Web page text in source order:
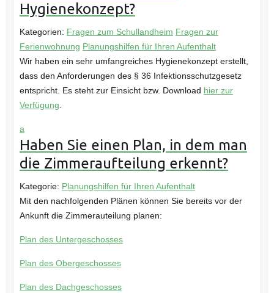
Hygienekonzept?
Kategorien: Fragen zum Schullandheim Fragen zur
Ferienwohnung Planungshilfen für Ihren Aufenthalt
Wir haben ein sehr umfangreiches Hygienekonzept erstellt,
dass den Anforderungen des § 36 Infektionsschutzgesetz
entspricht. Es steht zur Einsicht bzw. Download hier zur
Verfügung
a
Haben Sie einen Plan, in dem man
die Zimmeraufteilung erkennt?
Kategorie: Planungshilfen für Ihren Aufenthalt
Mit den nachfolgenden Plänen können Sie bereits vor der
Ankunft die Zimmerauteilung planen:
Plan des Untergeschosses
Plan des Obergeschosses
Plan des Dachgeschosses